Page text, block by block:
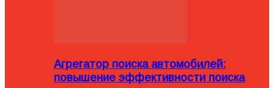
Агрегатор поиска автомобилей:
повышение эффективности поиска